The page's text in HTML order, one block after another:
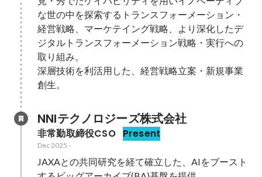
な世の中を探索するトランスフォーメーション・
経営戦略、マーケテイング戦略、より深化したデ
ジタルトランスフォーメーション戦略・実行への
取り組み。
深層技術を利活用した、経営戦略立案・新規事業
創生。
NNIテクノロジーズ株式会社
非常勤取締役CSO Present
Dec 2025 -
JAXAとの共同研究を経て確立した、AIをブースト